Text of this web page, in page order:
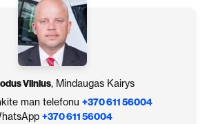
Vilnius, Mindaugas Kairys
man telefonu +370 611 56004
+370 611 56004